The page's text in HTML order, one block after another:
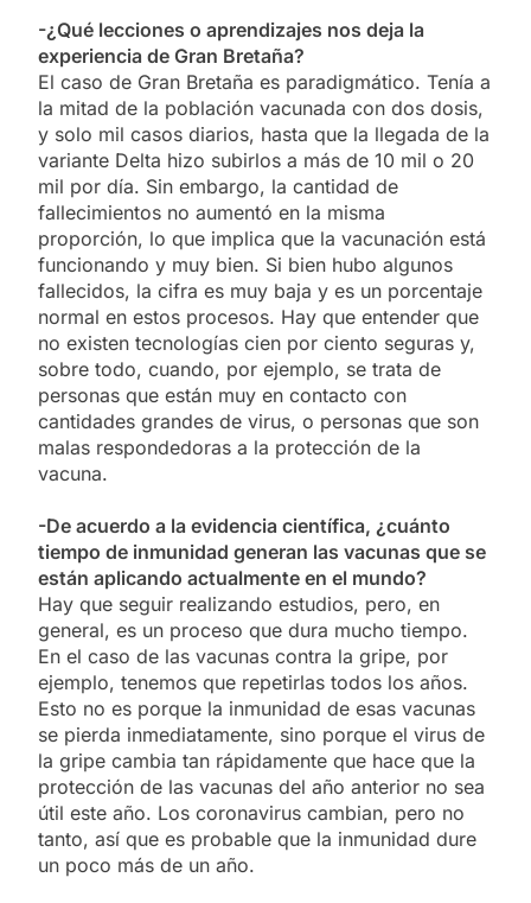
-¿Qué lecciones o aprendizajes nos deja la
experiencia de Gran Bretaña?
El caso de Gran Bretaña es paradigmático. Tenía a
la mitad de la población vacunada con dos dosis,
y solo mil casos diarios, hasta que la llegada de la
variante Delta hizo subirlos a más de 10 mil o 20
mil por día. Sin embargo, la cantidad de
fallecimientos no aumentó en la misma
proporción, lo que implica que la vacunación está
funcionando y muy bien. Si bien hubo algunos
fallecidos, la cifra es muy baja y es un porcentaje
normal en estos procesos. Hay que entender que
no existen tecnologías cien por ciento seguras y,
sobre todo, cuando, por ejemplo, se trata de
personas que están muy en contacto con
cantidades grandes de virus, o personas que son
malas respondedoras a la protección de la
vacuna.
-De acuerdo a la evidencia científica, ¿cuánto
tiempo de inmunidad generan las vacunas que se
están aplicando actualmente en el mundo?
Hay que seguir realizando estudios, pero, en
general, es un proceso que dura mucho tiempo.
En el caso de las vacunas contra la gripe, por
ejemplo, tenemos que repetirlas todos los años.
Esto no es porque la inmunidad de esas vacunas
se pierda inmediatamente, sino porque el virus de
la gripe cambia tan rápidamente que hace que la
protección de las vacunas del año anterior no sea
útil este año. Los coronavirus cambian, pero no
tanto, así que es probable que la inmunidad dure
un poco más de un año.